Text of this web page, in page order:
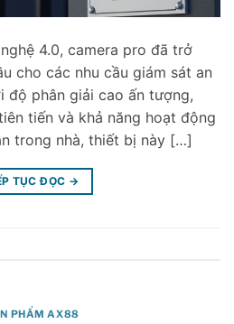
4.0, camera pro đã trở
cho các nhu cầu giám sát an
độ phân giải cao ấn tượng,
tiến và khả năng hoạt động
trong nhà, thiết bị này […]
TỤC ĐỌC →
PHẨM AX88